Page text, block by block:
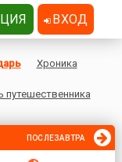
Хроника
путешественника
ПОСЛЕЗАВТРА
ВХОД